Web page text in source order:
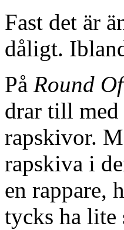
Fast det är
dåligt.
På Round
drar till med
rapskivor.
rapskiva i
en rappare,
tycks ha lite